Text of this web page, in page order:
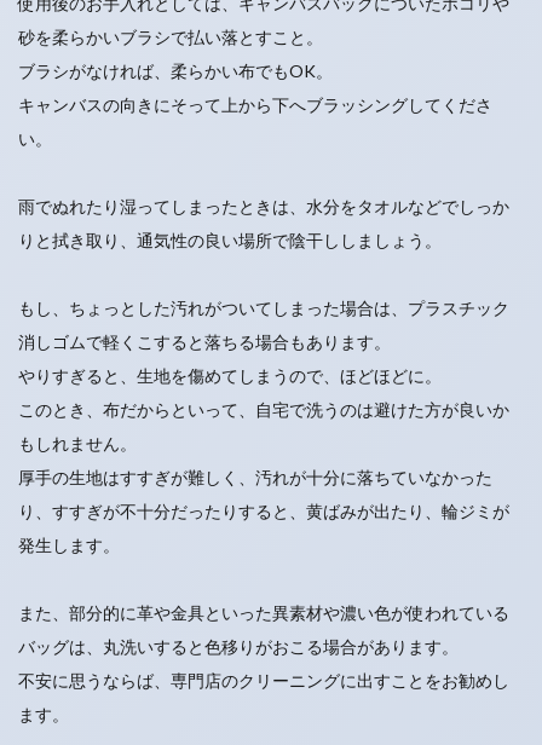
砂を柔らかいブラシで払い落とすこと。
ブラシがなければ、柔らかい布でもOK。
キャンバスの向きにそって上から下へブラッシングしてくださ
い。
雨でぬれたり湿ってしまったときは、水分をタオルなどでしっか
りと拭き取り、通気性の良い場所で陰干ししましょう。
もし、ちょっとした汚れがついてしまった場合は、プラスチック
消しゴムで軽くこすると落ちる場合もあります。
やりすぎると、生地を傷めてしまうので、ほどほどに。
このとき、布だからといって、自宅で洗うのは避けた方が良いか
もしれません。
厚手の生地はすすぎが難しく、汚れが十分に落ちていなかった
り、すすぎが不十分だったりすると、黄ばみが出たり、輪ジミが
発生します。
また、部分的に革や金具といった異素材や濃い色が使われている
バッグは、丸洗いすると色移りがおこる場合があります。
不安に思うならば、専門店のクリーニングに出すことをお勧めし
ます。